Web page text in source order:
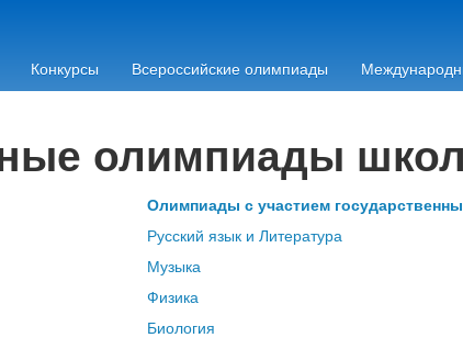
Конкурсы Всероссийские олимпиады
олимпиады
Олимпиады с участием
Русский язык и Литература
Музыка
Физика
Биология